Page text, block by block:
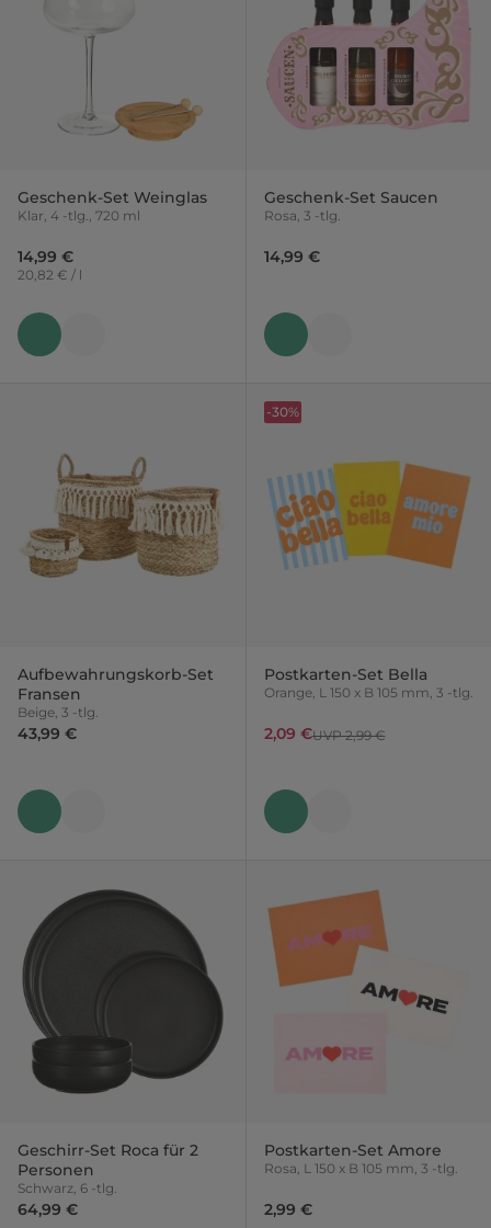
Geschenk-Set Weinglas
Klar, 4 -tlg., 720 ml
14,99 €
20,82 € / l
Geschenk-Set Saucen
Rosa, 3 -tlg.
14,99 €
Aufbewahrungskorb-Set
Fransen
Beige, 3 -tlg.
43,99 €
Postkarten-Set Bella
Orange, L 150 x B 105 mm, 3 -tlg.
2,09 €UVP 2,99 €
-30%
Geschirr-Set Roca für 2
Personen
Schwarz, 6 -tlg.
64,99 €
Postkarten-Set Amore
Rosa, L 150 x B 105 mm, 3 -tlg.
2,99 €